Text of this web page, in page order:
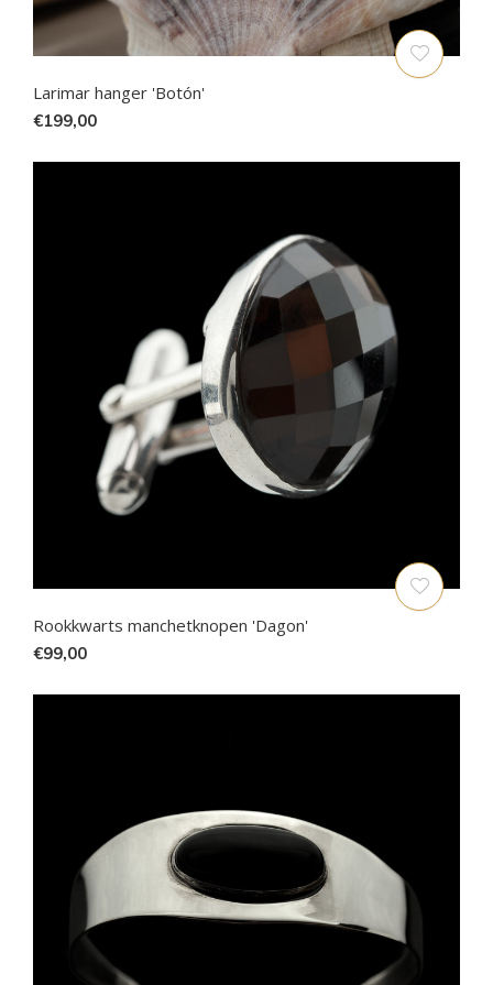
Larimar hanger 'Botón'
€199,00
Rookkwarts manchetknopen 'Dagon'
€99,00